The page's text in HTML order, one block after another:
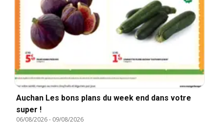
Auchan Les bons plans du week end dans votre
super !
06/08/2026- 09/08/2026